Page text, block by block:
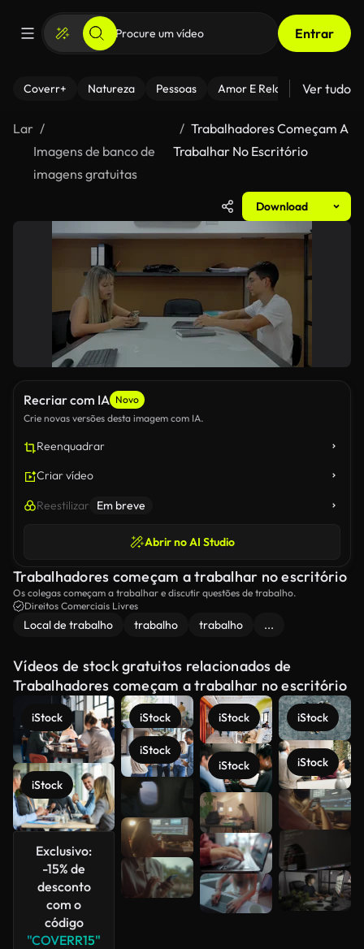
Entrar
Coverr+ Natureza Pessoas Amor E Relacionamentos
Ver tudo
Lar
Imagens de banco de
imagens gratuitas
Trabalhadores Começam A
Trabalhar No Escritório
Download
Recriar com IA Novo
Crie novas versões desta imagem com IA.
Reenquadrar
Criar vídeo
Reestilizar Em breve
Abrir no AI Studio
Trabalhadores começam a trabalhar no escritório
Os colegas começam a trabalhar e discutir questões de trabalho.
Direitos Comerciais Livres
Local de trabalho trabalho trabalho ...
Vídeos de stock gratuitos relacionados de
Trabalhadores começam a trabalhar no escritório
iStock
iStock
Exclusivo:
-15% de
desconto
com o
código
"COVERR15"
iStock
iStock
iStock
iStock
iStock
iStock
Veja mais